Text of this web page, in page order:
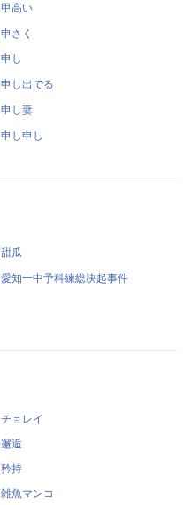
甲高い
申さく
申し
申し出でる
申し妻
申し申し
甜瓜
愛知一中予科練総決起事件
チョレイ
邂逅
矜持
雑魚マンコ